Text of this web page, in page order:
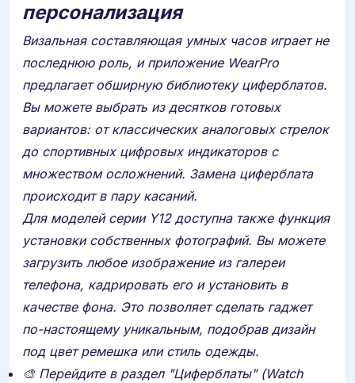
персонализация
Визальная составляющая умных часов играет не
последнюю роль, и приложение WearPro
предлагает обширную библиотеку циферблатов.
Вы можете выбрать из десятков готовых
вариантов: от классических аналоговых стрелок
до спортивных цифровых индикаторов с
множеством осложнений. Замена циферблата
происходит в пару касаний.
Для моделей серии Y12доступна также функция
установки собственных фотографий. Вы можете
загрузить любое изображение из галереи
телефона, кадрировать его и установить в
качестве фона. Это позволяет сделать гаджет
по-настоящему уникальным, подобрав дизайн
под цвет ремешка или стиль одежды.
🎨 Перейдите в раздел "Циферблаты" (Watch